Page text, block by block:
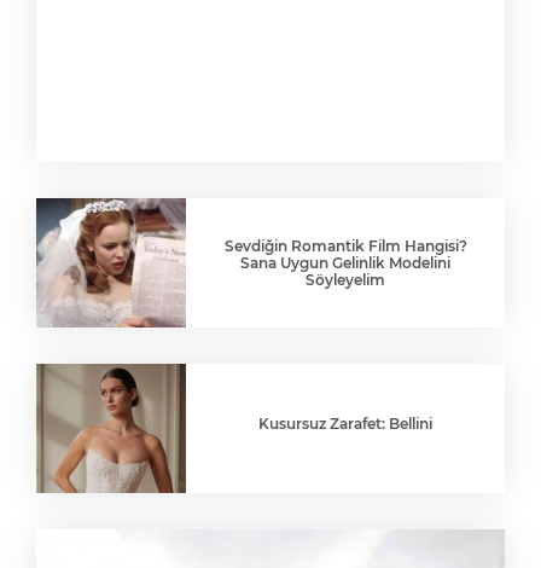
Sevdiğin Romantik Film Hangisi?
Sana Uygun Gelinlik Modelini
Söyleyelim
Kusursuz Zarafet: Bellini